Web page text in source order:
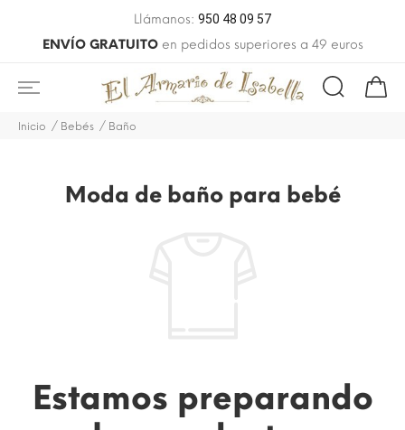
Llámanos: 950 48 09 57
ENVÍO GRATUITOen pedidos superiores a 49 euros
Inicio Bebés Baño
Moda de baño para bebé
Estamos preparando